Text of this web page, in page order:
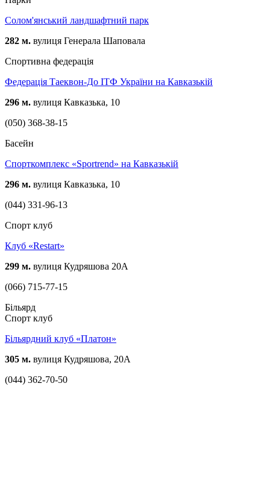
Солом'янський ландшафтний парк
282 м. вулиця Генерала Шаповала
Спортивна федерація
Федерація Таеквон-До ІТФ України на Кавказькій
296 м. вулиця Кавказька, 10
(050) 368-38-15
Басейн
Спорткомплекс «Sportrend» на Кавказькій
296 м. вулиця Кавказька, 10
(044) 331-96-13
Спорт клуб
Клуб «Restart»
299 м. вулиця Кудряшова 20А
(066) 715-77-15
Більярд
Спорт клуб
Більярдний клуб «Платон»
305 м. вулиця Кудряшова, 20А
(044) 362-70-50